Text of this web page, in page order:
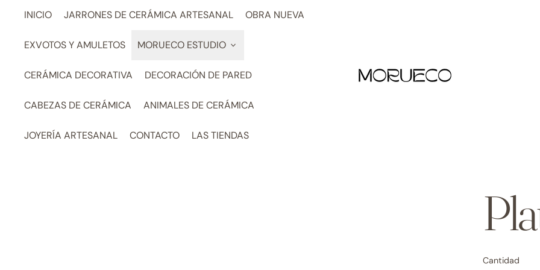
INICIO JARRONES DE CERÁMICA ARTESANAL OBRA NUEVA
EXVOTOS Y AMULETOS MORUECO ESTUDIO
CERÁMICA DECORATIVA DECORACIÓN DE PARED
CABEZAS DE CERÁMICA ANIMALES DE CERÁMICA
JOYERÍA ARTESANAL CONTACTO LAS TIENDAS
Cantidad